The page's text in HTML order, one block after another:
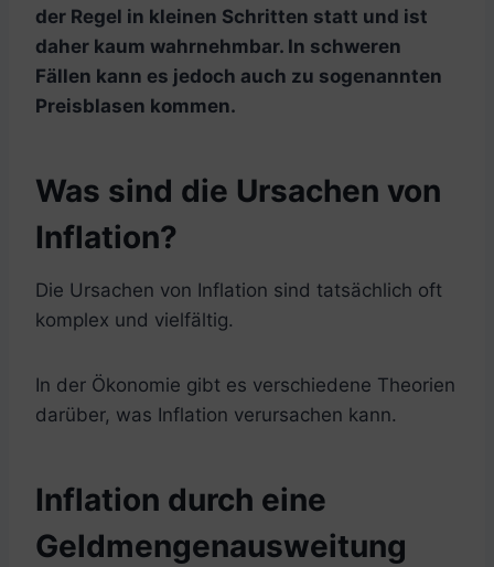
der Regel in kleinen Schritten statt und ist
daher kaum wahrnehmbar. In schweren
Fällen kann es jedoch auch zu sogenannten
Preisblasen kommen.
Was sind die Ursachen von
Inflation?
Die Ursachen von Inflation sind tatsächlich oft
komplex und vielfältig.
In der Ökonomie gibt es verschiedene Theorien
darüber, was Inflation verursachen kann.
Inflation durch eine
Geldmengenausweitung